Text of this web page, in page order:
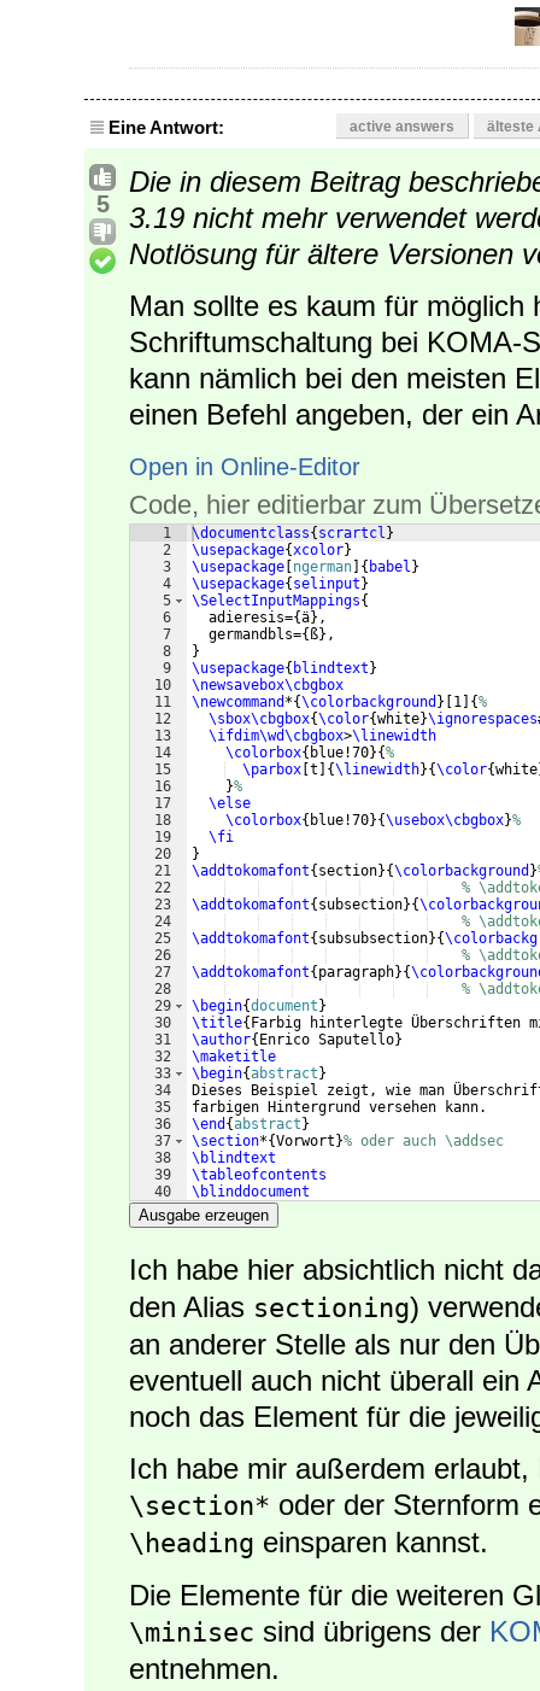
Eine Antwort: active answers älteste
5
Die in diesem Beitrag
3.19 nicht mehr verwendet
Notlösung für ältere Versionen
Man sollte es kaum für
Schriftumschaltung bei KOMA-
kann nämlich bei den meisten
einen Befehl angeben, der ein
Open in Online-Editor
Code, hier editierbar zum
1
2
3
4
5
6
7
8
9
10
11
12
13
14
15
16
17
18
19
20
21
22
23
24
25
26
27
28
29
30
31
32
33
34
35
36
37
38
39
40
41
\documentclass{ scrartcl }
\usepackage{xcolor}
\usepackage ngerman { babel }
\usepackage{ selinput }
\SelectInputMappings{
  adieresis=
{ä} ,
  germandbls=
{ ß} ,
}
\usepackage{ blindtext }
\newsavebox\cbgbox
\newcommand *{\colorbackground } 1 {%
\sbox\cbgbox{\color{white}\ignorespaces
\ifdim\wd\cbgbox>\linewidth
\colorbox{ blue!70}{%
\parbox t {\linewidth}{\color{white
}%
\else
\colorbox{ blue!70}{\usebox\cbgbox}%
\fi
}
\addtokomafont{ section}{\colorbackground }
%
\addtokomafont{ subsection}{
%
\addtokomafont{ subsubsection}{
%
\addtokomafont{ paragraph}{
%
\begin{document }
\title{ Farbig hinterlegte Überschriften
\author{ Enrico Saputello}
\maketitle
\begin{abstract }
Dieses Beispiel zeigt, wie man
farbigen Hintergrund versehen kann.
\end {abstract }
\section*{Vorwort }% oder auch \addsec
\blindtext
\tableofcontents
\blinddocument
Ausgabe erzeugen
Ich habe hier absichtlich nicht
den Alias sectioning)
an anderer Stelle als nur den
eventuell auch nicht überall ein
noch das Element für die
Ich habe mir außerdem
\section* oder der Sternform
\heading einsparen kannst.
Die Elemente für die weiteren
\minisec sind übrigens der
entnehmen.